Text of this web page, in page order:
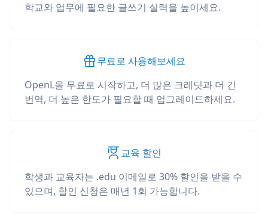
학교와 업무에 필요한 글쓰기 실력을 높이세요.
무료로 사용해보세요
OpenL을 무료로 시작하고, 더 많은 크레딧과 더 긴
번역, 더 높은 한도가 필요할 때 업그레이드하세요.
교육 할인
학생과 교육자는 .edu 이메일로 30% 할인을 받을 수
있으며, 할인 신청은 매년 1회 가능합니다.